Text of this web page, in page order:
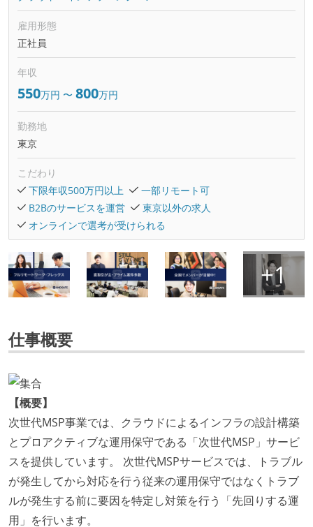
雇用形態
正社員
年収
550万円 〜 800万円
勤務地
東京
こだわり
下限年収500万円以上
一部リモート可
B2Bのサービスを運営
東京以外の求人
オンラインで選考が受けられる
仕事概要
【概要】
次世代MSP事業では、クラウドによるインフラの設計構築
とプロアクティブな運用保守である「次世代MSP」サービ
スを提供しています。 次世代MSPサービスでは、トラブル
が発生してから対応を行う従来の運用保守ではなくトラブ
ルが発生する前に要因を特定し対策を行う「先回りする運
用」を行います。